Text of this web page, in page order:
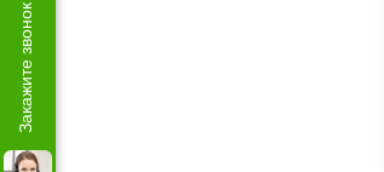
Закажите звонок